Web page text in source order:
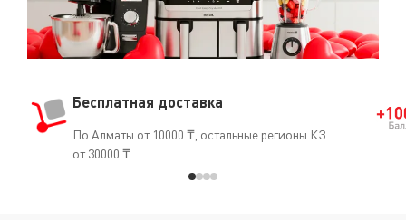
Бесплатная доставка
По Алматы от 10000 ₸, остальные регионы КЗ
от 30000 ₸